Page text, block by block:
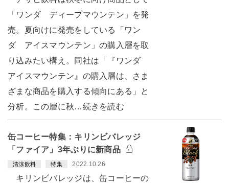
「ワンダ ディープマウンテン」を発
売。夏向けに発売をしている「ワン
ダ アイスマウンテン」の購入層を取
り込みたい構え。同社は「『ワンダ
アイスマウンテン』の購入層は、さま
ざまな商品を購入する傾向にある」と
分析。この層に秋…続きを読む
缶コーヒー特集：キリンビバレッジ
「ファイア」3年ぶりに新商品
清涼飲料 特集 2022.10.26
キリンビバレッジは、缶コーヒーの